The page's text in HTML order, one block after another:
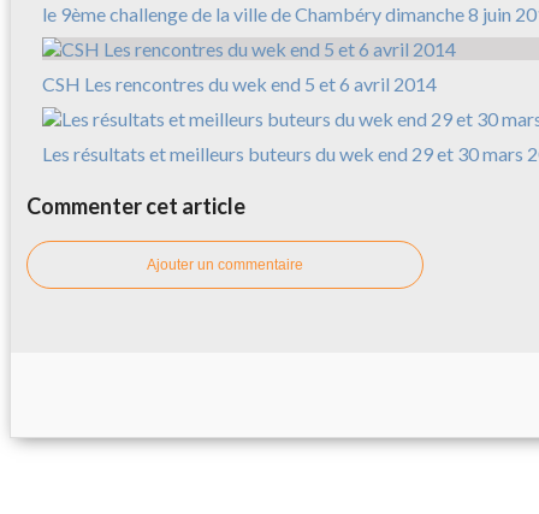
le 9ème challenge de la ville de Chambéry dimanche 8 juin
CSH Les rencontres du wek end 5 et 6 avril 2014
Les résultats et meilleurs buteurs du wek end 29 et 30 mars
Commenter cet article
Ajouter un commentaire